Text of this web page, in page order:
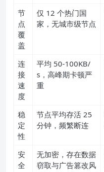
节
点
覆
盖
仅 12 个热门国
家，无城市级节点
连
接
速
度
平均 50-100KB/
s，高峰期卡顿严
重
稳
定
性
节点平均存活 25
分钟，频繁断连
安
全
无加密，存在数据
窃取与广告篡改风